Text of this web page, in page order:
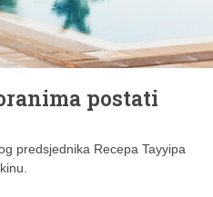
postati
predsjednika Recepa Tayyipa